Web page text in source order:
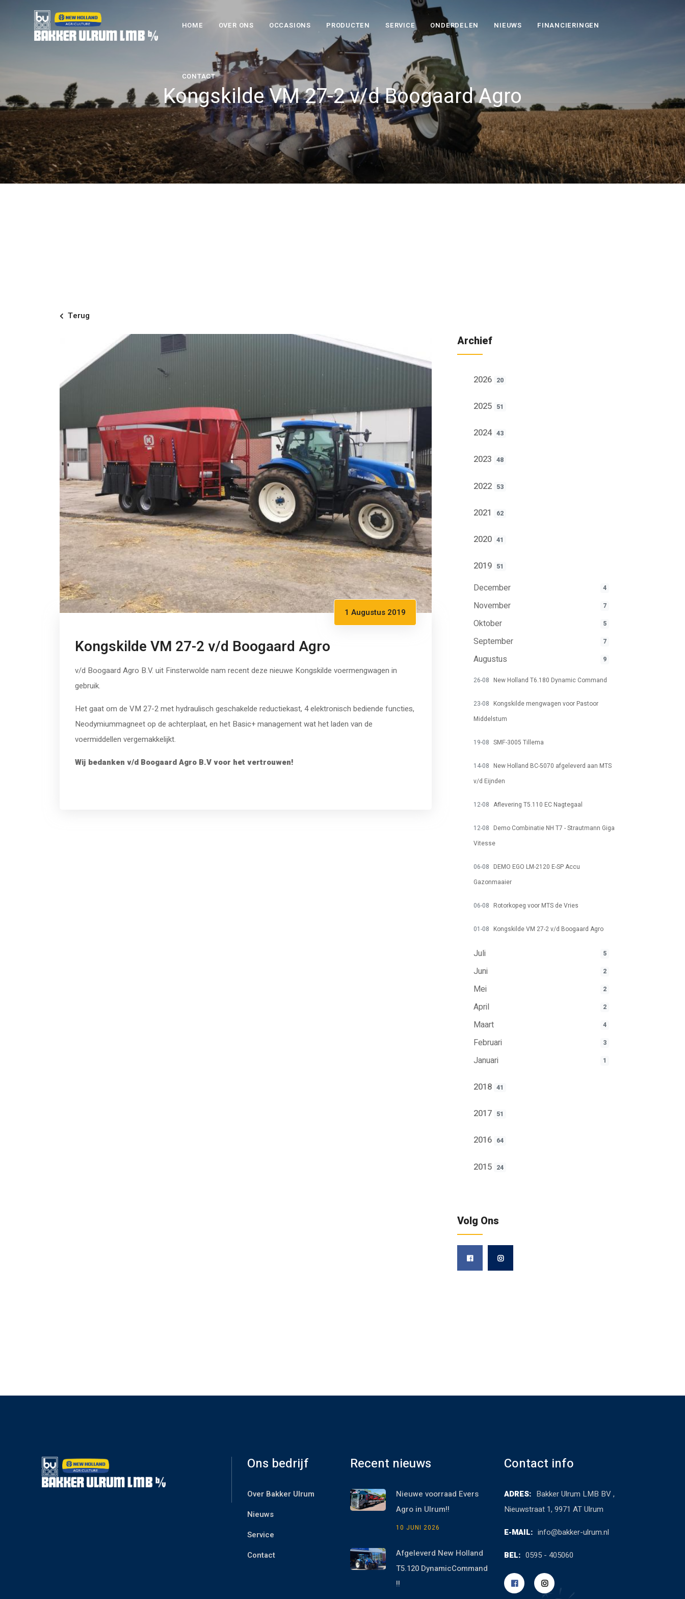
HOME OVER ONS OCCASIONS PRODUCTEN SERVICE ONDERDELEN NIEUWS FINANCIERINGEN
CONTACT
Kongskilde VM 27-2 v/d Boogaard Agro
Terug
1 Augustus 2019
Kongskilde VM 27-2 v/d Boogaard Agro
v/d Boogaard Agro B.V. uit Finsterwolde nam recent deze nieuwe Kongskilde voermengwagen in
gebruik.
Het gaat om de VM 27-2 met hydraulisch geschakelde reductiekast, 4 elektronisch bediende functies,
Neodymiummagneet op de achterplaat, en het Basic+ management wat het laden van de
voermiddellen vergemakkelijkt.
Wij bedanken v/d Boogaard Agro B.V voor het vertrouwen!
Archief
2026 20
2025 51
2024 43
2023 48
2022 53
2021 62
2020 41
2019 51
December 4
November 7
Oktober 5
September 7
Augustus 9
26-08 New Holland T6.180 Dynamic Command
23-08 Kongskilde mengwagen voor Pastoor
Middelstum
19-08 SMF-3005 Tillema
14-08 New Holland BC-5070 afgeleverd aan MTS
v/d Eijnden
12-08 Aflevering T5.110 EC Nagtegaal
12-08 Demo Combinatie NH T7 - Strautmann Giga
Vitesse
06-08 DEMO EGO LM-2120 E-SP Accu
Gazonmaaier
06-08 Rotorkopeg voor MTS de Vries
01-08 Kongskilde VM 27-2 v/d Boogaard Agro
Juli 5
Juni 2
Mei 2
April 2
Maart 4
Februari 3
Januari 1
2018 41
2017 51
2016 64
2015 24
Volg Ons
Ons bedrijf
Over Bakker Ulrum
Nieuws
Service
Contact
Recent nieuws
Nieuwe voorraad Evers
Agro in Ulrum!!
10 JUNI 2026
Afgeleverd New Holland
T5.120 DynamicCommand
!!
Contact info
ADRES: Bakker Ulrum LMB BV ,
Nieuwstraat 1, 9971 AT Ulrum
E-MAIL: info@bakker-ulrum.nl
BEL: 0595 - 405060